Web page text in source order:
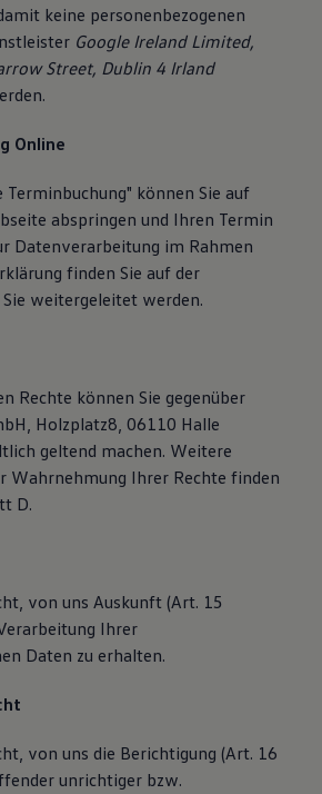
keine personenbezogenen
Google Ireland Limited,
Street, Dublin 4 Irland
Online
Terminbuchung" können Sie auf
abspringen und Ihren Termin
Datenverarbeitung im Rahmen
finden Sie auf der
weitergeleitet werden.
Rechte können Sie gegenüber
Holzplatz8, 06110 Halle
geltend machen. Weitere
Wahrnehmung Ihrer Rechte finden
D.
von uns Auskunft (Art. 15
Ihrer
Daten zu erhalten.
von uns die Berichtigung (Art. 16
unrichtiger bzw.